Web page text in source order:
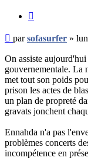
Message
non
lu
parsofasurfer »
On assiste
gouvernementale. La
met tout son poids
prison les actes de
un plan de propreté
gravats jonchent
Ennahda n'a pas
problèmes concerts
incompétence en